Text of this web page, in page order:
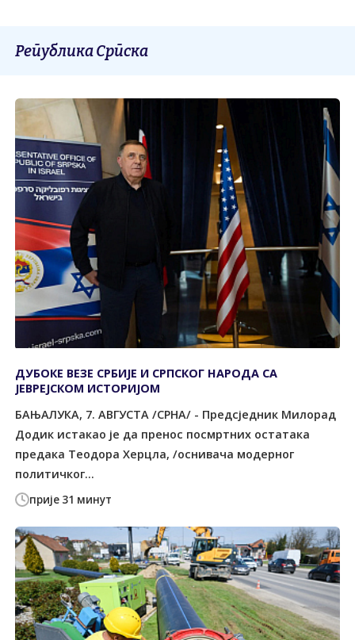
Република Српска
прије 31 минут
ДУБОКЕ ВЕЗЕ СРБИЈЕ И СРПСКОГ НАРОДА СА
ЈЕВРЕЈСКОМ ИСТОРИЈОМ
БАЊАЛУКА, 7. АВГУСТА /СРНА/ - Предсједник Милорад
Додик истакао је да пренос посмртних остатака
предака Теодора Херцла, /оснивача модерног
политичког...